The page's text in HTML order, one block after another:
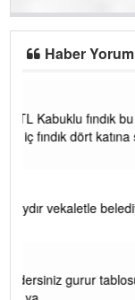
Haber
Ereğlinin en
Metrekaresi 500
başkanım seni
senin ereyliye
ibrahim
qaasvalt
döke
dükkanları su